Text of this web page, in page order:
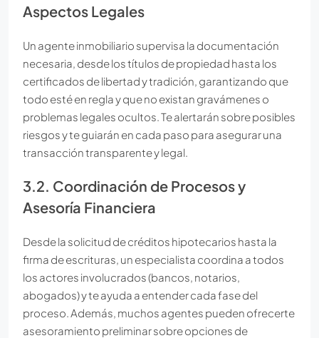
Aspectos Legales
Un agente inmobiliario supervisa la documentación
necesaria, desde los títulos de propiedad hasta los
certificados de libertad y tradición, garantizando que
todo esté en regla y que no existan gravámenes o
problemas legales ocultos. Te alertarán sobre posibles
riesgos y te guiarán en cada paso para asegurar una
transacción transparente y legal.
3.2. Coordinación de Procesos y
Asesoría Financiera
Desde la solicitud de créditos hipotecarios hasta la
firma de escrituras, un especialista coordina a todos
los actores involucrados (bancos, notarios,
abogados) y te ayuda a entender cada fase del
proceso. Además, muchos agentes pueden ofrecerte
asesoramiento preliminar sobre opciones de